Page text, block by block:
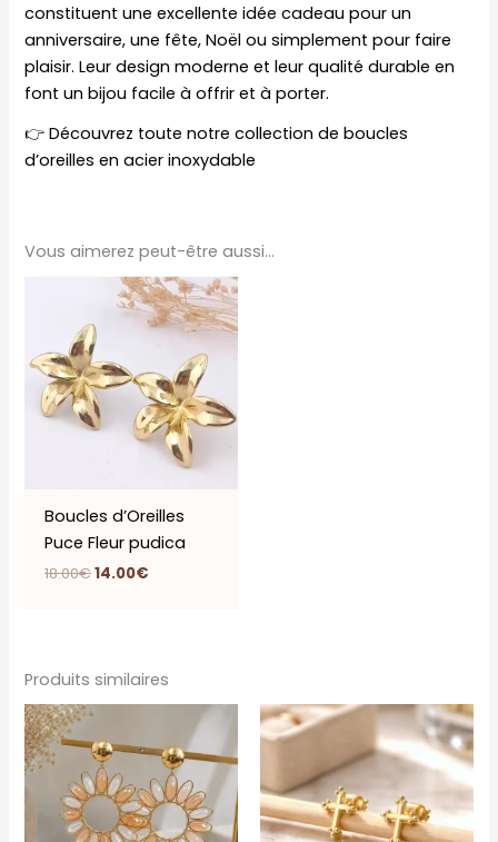
constituent une excellente idée cadeau pour un
anniversaire, une fête, Noël ou simplement pour faire
plaisir. Leur design moderne et leur qualité durable en
font un bijou facile à offrir et à porter.
👉Découvrez toute notre collection de boucles
d’oreilles en acier inoxydable
Vous aimerez peut-être aussi…
Boucles d’Oreilles
Puce Fleur pudica
18.00€
prix
initial
était :
18.00€.
14.00€
Le
prix
actuel
est :
14.00€.
Produits similaires